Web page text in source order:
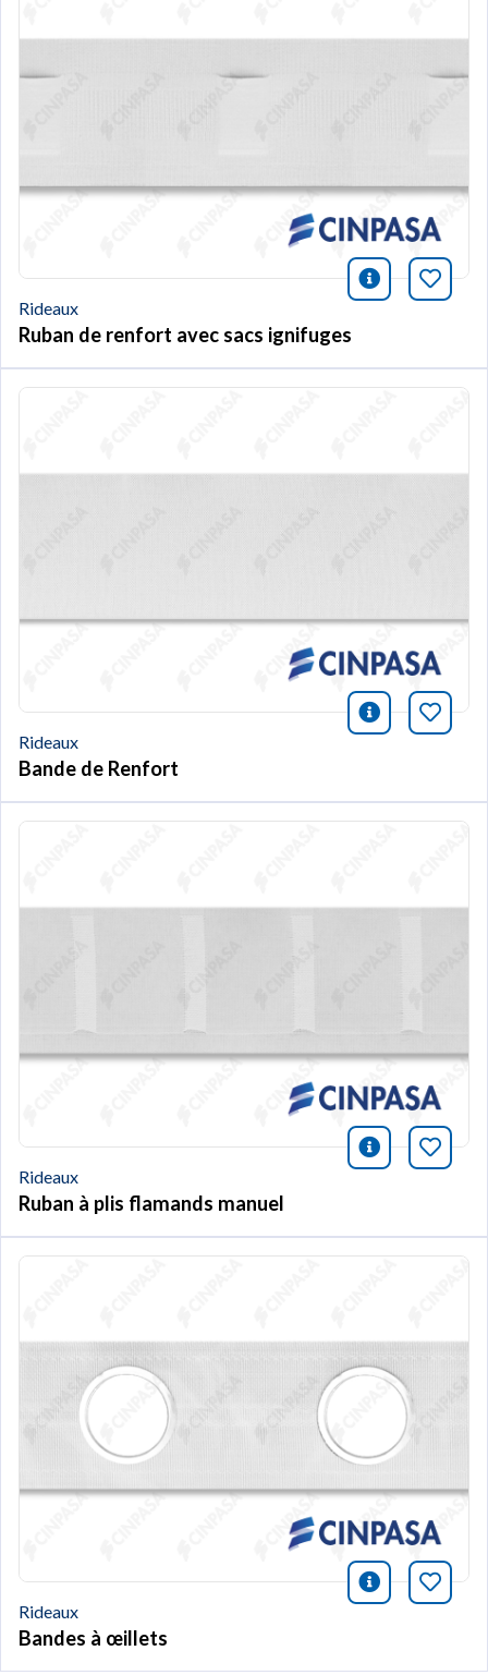
icono
Rideaux
Ruban de renfort avec sacs ignifuges
icono
Rideaux
Bande de Renfort
icono
Rideaux
Ruban à plis flamands manuel
icono
Rideaux
Bandes à œillets